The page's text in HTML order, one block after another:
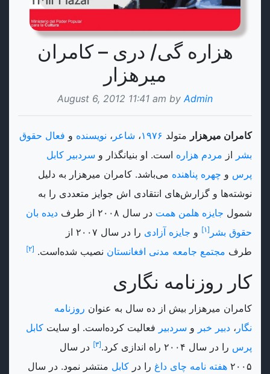
هزاره گی/ دری – کامران
میرهزار
August 6, 2012 11:41 am byAdmin
کامران میرهزار متولد ۱۹۷۶، شاعر ، نویسنده و فعال حقوق
بشر از مردم هزاره است. او بنیانگذار و سردبیر کابل
پرس و چهره پناهنده می‌باشد. کامران میرهزار به دلیل
نوشته‌ها و گزارش‌های انتقادی اش جوایز متعددی را به
شمول جایزه هلمن همت در سال ۲۰۰۸ از طرف
دیده بان
حقوق بشر‌ [۱] و جایزه آزادی
را در سال ۲۰۰۷ از
طرف مجتمع جامعه مدنی افغانستان نصیب شده‌است. [۲]
کار روزنامه نگاری
کامران میرهزار بیش از ده سال به عنوان روزنامه
نگار ، دبیر خبر و سردبیر فعالیت کرده‌است. او سایت کابل
پرس را در سال ۲۰۰۴ راه اندازی کرد. [۳]
در سال
۲۰۰۵ هفته نامه چای داغ را در کابل منتشر نمود. در سال